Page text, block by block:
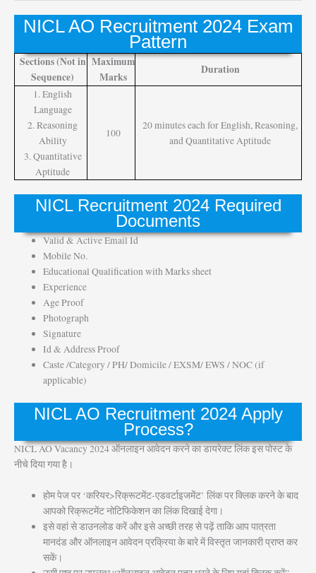
NICL AO Recruitment 2024 Exam
Pattern
Sections (Not in
Sequence)
Maximum
Marks
Duration
1. English
Language
2. Reasoning
Ability
3. Quantitative
Aptitude
100
20 minutes each for English, Reasoning,
and Quantitative Aptitude
NICL Recruitment 2024 Required
Documents
Valid & Active Email Id
Mobile No.
Educational Qualification with Marks sheet
Experience
Age Proof
Photograph
Signature
Id & Address Proof
Caste /Category / PH/ Domicile / EXSM/ EWS / NOC (if
applicable)
NICL AO Recruitment 2024 Apply
Process?
NICL AO Vacancy 2024 ऑनलाइन आवेदन करने का डायरेक्ट लिंक इस पोस्ट के
नीचे दिया गया है।
होम पेज पर ‘करियर>रिक्रूटमेंट-एडवर्टाइजमेंट’ लिंक पर क्लिक करने के बाद
आपको रिक्रूटमेंट नोटिफिकेशन का लिंक दिखाई देगा।
इसे वहां से डाउनलोड करें और इसे अच्छी तरह से पढ़ें ताकि आप पात्रता
मानदंड और ऑनलाइन आवेदन प्रक्रिया के बारे में विस्तृत जानकारी प्राप्त कर
सकें।